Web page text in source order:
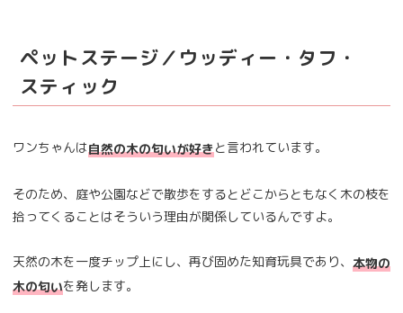
ペットステージ／ウッディー・タフ・
スティック
ワンちゃんは自然の木の匂いが好きと言われています。
そのため、庭や公園などで散歩をするとどこからともなく木の枝を
拾ってくることはそういう理由が関係しているんですよ。
天然の木を一度チップ上にし、再び固めた知育玩具であり、 本物の
木の匂いを発します。